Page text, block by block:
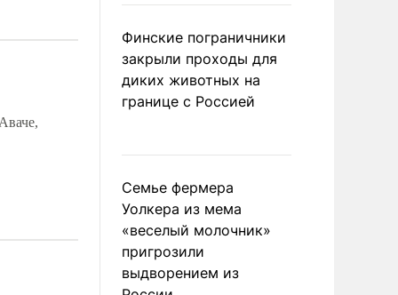
Финские пограничники
закрыли проходы для
диких животных на
границе с Россией
Семье фермера
Уолкера из мема
«веселый молочник»
пригрозили
выдворением из